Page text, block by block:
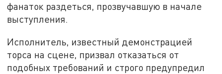
фанаток раздеться, прозвучавшую в начале
выступления.
Исполнитель, известный демонстрацией
торса на сцене, призвал отказаться от
подобных требований и строго предупредил